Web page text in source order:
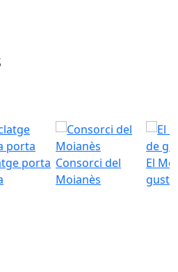
porta Consorci del
Moianès
El
gust